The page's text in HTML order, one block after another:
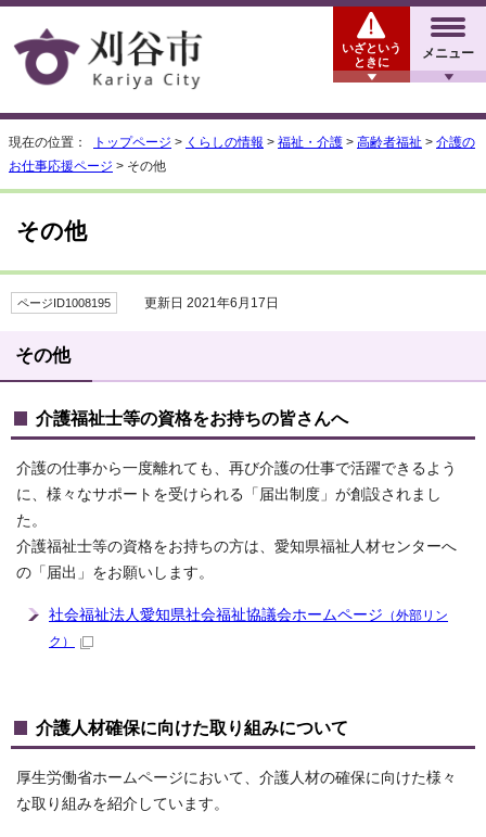
メニュー
いざという
ときに
現在の位置： トップページ > くらしの情報 > 福祉・介護 > 高齢者福祉 > 介護の
お仕事応援ページ > その他
その他
ページID1008195 更新日 2021年6月17日
その他
介護福祉士等の資格をお持ちの皆さんへ
介護の仕事から一度離れても、再び介護の仕事で活躍できるよう
に、様々なサポートを受けられる「届出制度」が創設されまし
た。
介護福祉士等の資格をお持ちの方は、愛知県福祉人材センターへ
の「届出」をお願いします。
社会福祉法人愛知県社会福祉協議会ホームページ （外部リン
ク）
介護人材確保に向けた取り組みについて
厚生労働省ホームページにおいて、介護人材の確保に向けた様々
な取り組みを紹介しています。